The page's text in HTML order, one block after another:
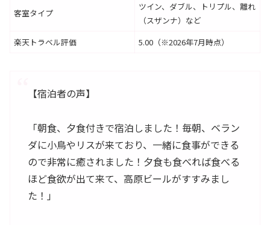
客室タイプ
ツイン、ダブル、トリプル、離れ
（スザンナ）など
楽天トラベル評価
5.00（※2026年7月時点）
【宿泊者の声】
「朝食、夕食付きで宿泊しました！毎朝、ベラン
ダに小鳥やリスが来ており、一緒に食事ができる
ので非常に癒されました！夕食も食べれば食べる
ほど食欲が出て来て、高原ビールがすすみまし
た！」